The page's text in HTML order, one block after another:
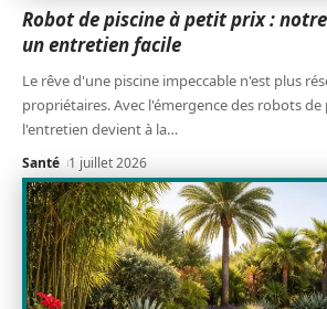
Robot de piscine à petit prix :
un entretien facile
Le rêve d'une piscine impeccable n'est plus
propriétaires. Avec l'émergence des robots de
l'entretien devient à la…
Santé 1 juillet 2026